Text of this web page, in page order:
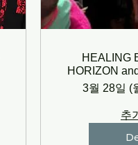
HEALING
HORIZON
500 internally
3월 28일 (
추